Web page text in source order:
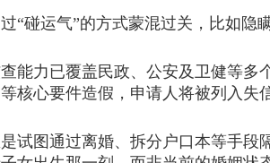
运气”的方式蒙混过关，比如隐
力已覆盖民政、公安及卫健等多
核心要件造假，申请人将被列入失
图通过离婚、拆分户口本等手段